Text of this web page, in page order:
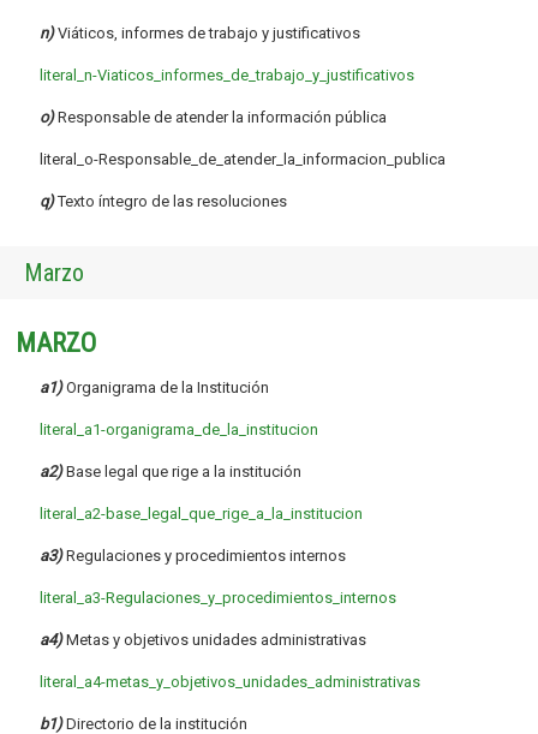
n)Viáticos, informes de trabajo y justificativos
literal_n-Viaticos_informes_de_trabajo_y_justificativos
o)Responsable de atender la información pública
literal_o-Responsable_de_atender_la_informacion_publica
q) Texto íntegro de las resoluciones
Marzo
MARZO
a1)Organigrama de la Institución
literal_a1-organigrama_de_la_institucion
a2) Base legal que rige a la institución
literal_a2-base_legal_que_rige_a_la_institucion
a3)Regulaciones y procedimientos internos
literal_a3-Regulaciones_y_procedimientos_internos
a4)Metas y objetivos unidades administrativas
literal_a4-metas_y_objetivos_unidades_administrativas
b1)Directorio de la institución